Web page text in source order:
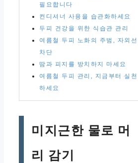
필요합니다
컨디셔너 사용을 습관화하세요
두피 건강을 위한 식습관 관리
여름철 두피 노화의 주범, 자외선
차단
땀과 피지를 방치하지 마세요
여름철 두피 관리, 지금부터 실천
하세요
미지근한 물로 머
리 감기